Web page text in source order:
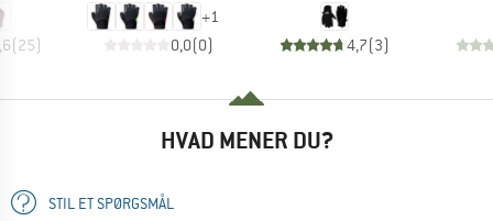
(25)
+1
0,0(0) 4,7(3)
HVAD MENER DU?
STIL ET SPØRGSMÅL